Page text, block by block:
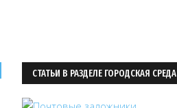
СТАТЬИ В РАЗДЕЛЕ ГОРОДСКАЯ СРЕДА